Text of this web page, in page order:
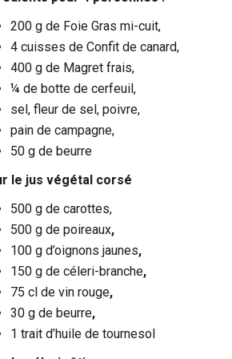
200 g de Foie Gras mi-cuit,
4 cuisses de Confit de canard,
400 g de Magret frais,
¼ de botte de cerfeuil,
sel, fleur de sel, poivre,
pain de campagne,
50 g de beurre
le jus végétal corsé
500 g de carottes,
500 g de poireaux,
100 g d’oignons jaunes,
150 g de céleri-branche,
75 cl de vin rouge,
30 g de beurre,
1 trait d’huile de tournesol